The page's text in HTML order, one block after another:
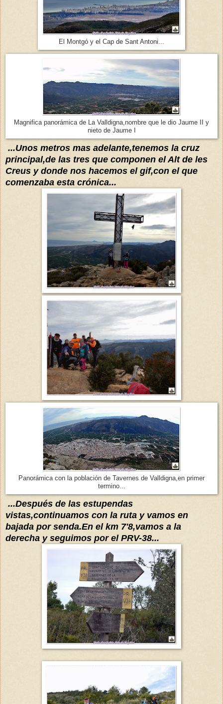
El Montgó y el Cap de Sant Antoni...
Magnifica panorámica de La Valldigna,nombre que le dio Jaume II y
nieto de Jaume I
...Unos metros mas adelante,tenemos la cruz
principal,de las tres que componen el Alt de les
Creus y donde nos hacemos el gif,con el que
comenzaba esta crónica...
Panorámica con la población de Tavernes de Valldigna,en primer
termino...
...Después de las estupendas
vistas,continuamos con la ruta y vamos en
bajada por senda.En el km 7'8,vamos a la
derecha y seguimos por el PRV-38...